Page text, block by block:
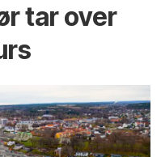
tar over